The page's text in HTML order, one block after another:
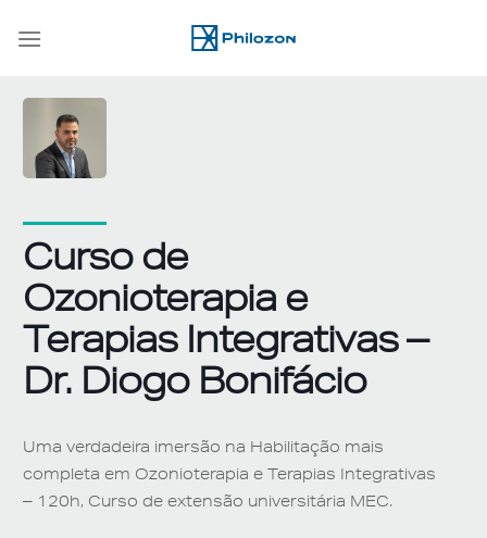
Curso de
Ozonioterapia e
Terapias Integrativas –
Dr. Diogo Bonifácio
Uma verdadeira imersão na Habilitação mais
completa em Ozonioterapia e Terapias Integrativas
– 120h, Curso de extensão universitária MEC.